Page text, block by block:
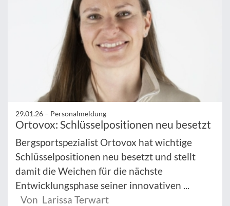
29.01.26 – Personalmeldung
Ortovox: Schlüsselpositionen neu besetzt
Bergsportspezialist Ortovox hat wichtige
Schlüsselpositionen neu besetzt und stellt
damit die Weichen für die nächste
Entwicklungsphase seiner innovativen ...
Von Larissa Terwart